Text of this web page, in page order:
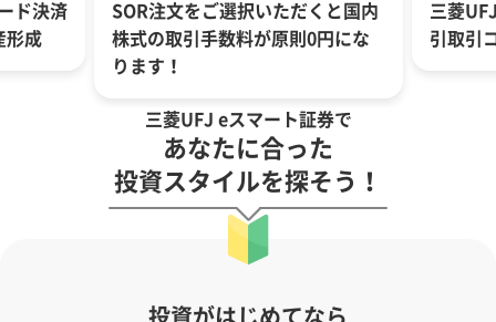
ド決済
形成
SOR注文をご選択いただくと国内
株式の取引手数料が原則0円にな
ります！
三菱
引取引
三菱UFJ eスマート証券で
あなたに合った
投資スタイルを探そう！
投資がはじめてなら